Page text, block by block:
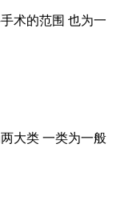
术的范围 也为一
大类 一类为一般